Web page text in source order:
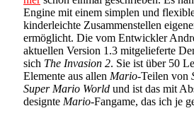
Engine mit einem simplen und
kinderleichte Zusammenstellen
ermöglicht. Die vom Entwickler
aktuellen Version 1.3 mitgelieferte
sich The Invasion 2. Sie ist über 50
Elemente aus allen Mario-Teilen von
Super Mario World und ist das mit
designte Mario-Fangame, das ich je